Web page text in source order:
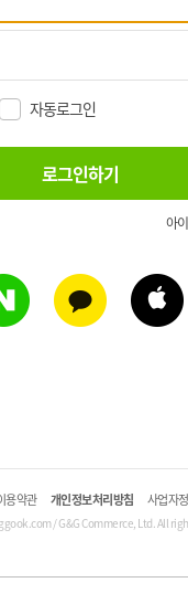
자동로그인
아
용약관 개인정보처리방침 사업자
/ G&G Commerce, Ltd. All